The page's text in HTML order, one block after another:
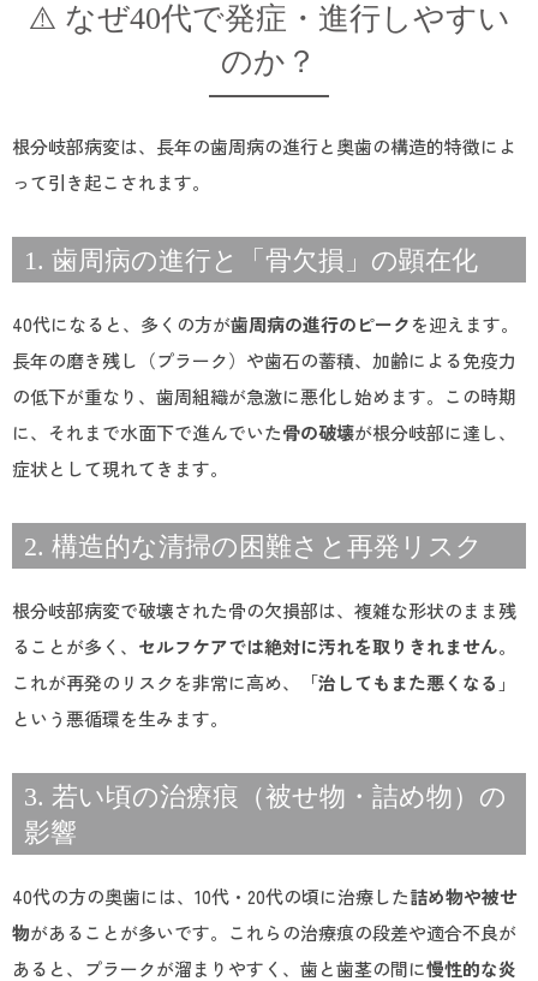
⚠️ なぜ40代で発症・進行しやすい
のか？
根分岐部病変は、長年の歯周病の進行と奥歯の構造的特徴によ
って引き起こされます。
1. 歯周病の進行と「骨欠損」の顕在化
40代になると、多くの方が歯周病の進行のピークを迎えます。
長年の磨き残し（プラーク）や歯石の蓄積、加齢による免疫力
の低下が重なり、歯周組織が急激に悪化し始めます。この時期
に、それまで水面下で進んでいた骨の破壊が根分岐部に達し、
症状として現れてきます。
2. 構造的な清掃の困難さと再発リスク
根分岐部病変で破壊された骨の欠損部は、複雑な形状のまま残
ることが多く、 セルフケアでは絶対に汚れを取りきれません。
これが再発のリスクを非常に高め、「治してもまた悪くなる 」
という悪循環を生みます。
3. 若い頃の治療痕（被せ物・詰め物）の
影響
40代の方の奥歯には、10代・20代の頃に治療した詰め物や被せ
物があることが多いです。これらの治療痕の段差や適合不良が
あると、プラークが溜まりやすく、歯と歯茎の間に慢性的な炎